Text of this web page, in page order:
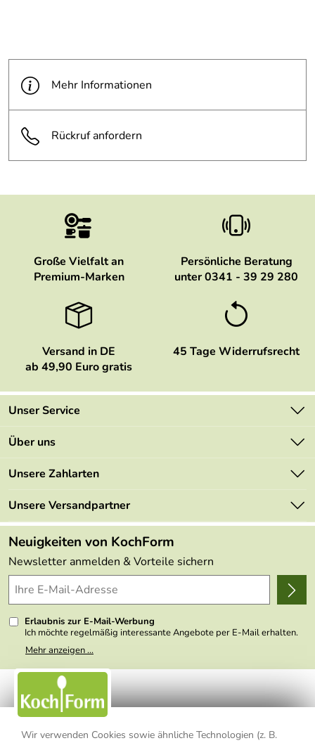
Wir verwenden Cookies sowie ähnliche Technologien (z. B.
Mehr Informationen
Rückruf anfordern
Große Vielfalt an
Premium-Marken
Persönliche Beratung
unter 0341 - 39 29 280
Versand in DE
ab 49,90 Euro gratis
45 Tage Widerrufsrecht
Unser Service
Kontakt
Mehrwertsteuerfrei
Retourenportal
FAQs
Lieferbedingungen
Delivery Terms
Kundenlogin
Über uns
Marken
Angebote
Made in Germany
Themen
Wir über uns
Presse
Unsere Zahlarten
Unsere Versandpartner
Neuigkeiten von KochForm
Newsletter anmelden & Vorteile sichern
Erlaubnis zur E-Mail-Werbung
Ich möchte regelmäßig interessante Angebote per E-Mail erhalten.
Meine E-Mail-Adresse wird nicht an andere Unternehmen
weitergegeben. Zu statistischen Zwecken wird in anonymer Form
nicht erkennbar, welche konkrete Person geklickt hat. Diese
Einwilligung zur Nutzung meiner E-Mail- Adresse für Werbezwecke
kann ich jederzeit mit Wirkung für die Zukunft widerrufen, indem ich
den Link "Abmelden" am Ende des Newsletters anklicke oder die
Option Newsletter im Mitgliederbereich deaktiviere. Die
Mehr anzeigen ...